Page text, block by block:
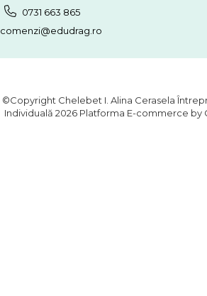
0731 663 865
comenzi@edudrag.ro
©Copyright Chelebet I. Alina Cerasela
Individuală 2026 Platforma E-commerce by